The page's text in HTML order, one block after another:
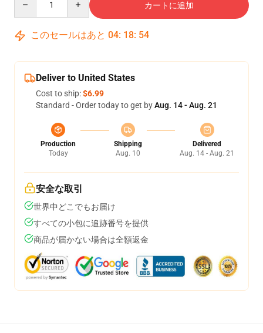
カートに追加
このセールはあと 04: 18: 53
Deliver to United States
Cost to ship:$6.99
Standard - Order today to get byAug. 14 - Aug. 21
Production
Today
Shipping
Aug. 10
Delivered
Aug. 14 - Aug. 21
安全な取引
世界中どこでもお届け
すべての小包に追跡番号を提供
商品が届かない場合は全額返金